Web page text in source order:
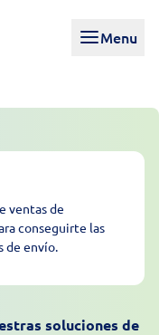
Menu
ventas de
conseguirte las
de envío.
soluciones de